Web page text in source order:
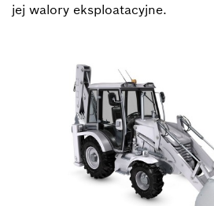
jej walory eksploatacyjne.